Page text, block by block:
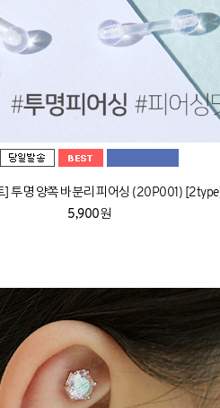
] 투명 양쪽 바분리 피어싱 (20P001) [2type]
5,900원